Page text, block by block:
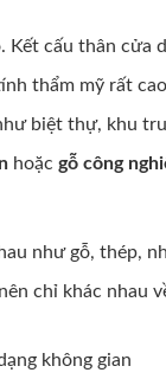
cấu thân cửa
thẩm mỹ rất cao
biệt thự, khu
hoặc gỗ công
như gỗ, thép,
chỉ khác
không gian